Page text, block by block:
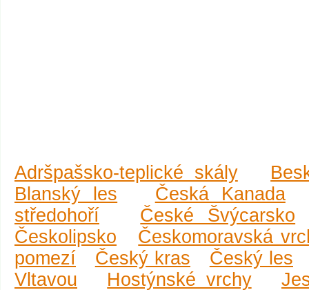
Adršpašsko-teplické skály
Blanský les
Česká Kanada
středohoří
České Švýcarsko
Českolipsko
Českomoravská
pomezí
Český kras
Český les
Vltavou
Hostýnské vrchy